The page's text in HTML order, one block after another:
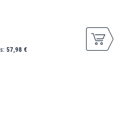
57,98 €